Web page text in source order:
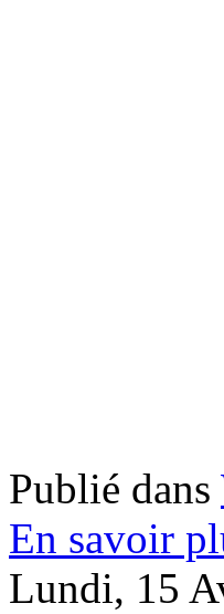
Publié dans
En savoir
Lundi, 15